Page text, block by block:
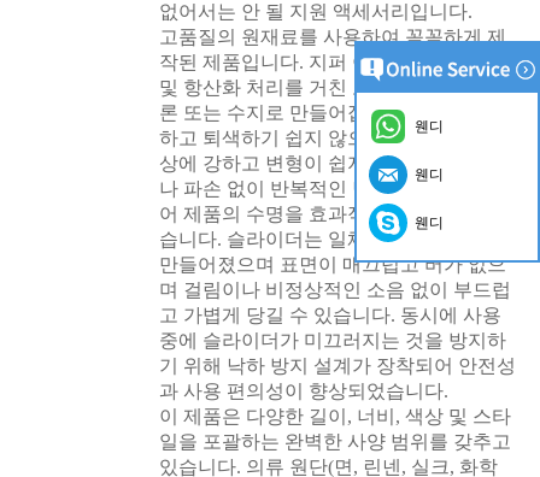
없어서는 안 될 지원 액세서리입니다.
고품질의 원재료를 사용하여 꼼꼼하게 제
작된 제품입니다. 지퍼 이빨은 정밀 가공
및 항산화 처리를 거친 고경도 금속, 나일
론 또는 수지로 만들어집니다. 색상이 균일
하고 퇴색하기 쉽지 않으며 내마모성과 손
상에 강하고 변형이 쉽지 않습니다. 걸림이
나 파손 없이 반복적인 당김을 견딜 수 있
어 제품의 수명을 효과적으로 연장할 수 있
습니다. 슬라이더는 일체형 성형 공정으로
만들어졌으며 표면이 매끄럽고 버가 없으
며 걸림이나 비정상적인 소음 없이 부드럽
고 가볍게 당길 수 있습니다. 동시에 사용
중에 슬라이더가 미끄러지는 것을 방지하
기 위해 낙하 방지 설계가 장착되어 안전성
과 사용 편의성이 향상되었습니다.
이 제품은 다양한 길이, 너비, 색상 및 스타
일을 포괄하는 완벽한 사양 범위를 갖추고
있습니다. 의류 원단(면, 린넨, 실크, 화학
웬디
웬디
웬디